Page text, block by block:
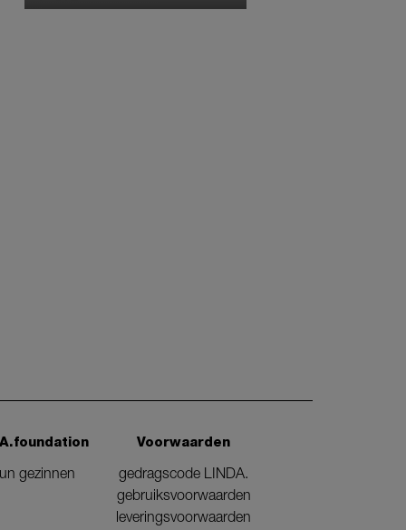
gezinnen
Voorwaarden
gedragscode LINDA.
gebruiksvoorwaarden
leveringsvoorwaarden